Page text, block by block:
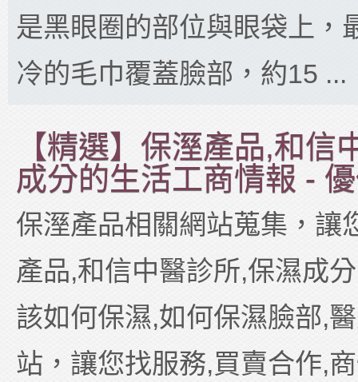
是黑眼圈的部位與眼袋上，
冷的毛巾覆蓋臉部，約15 ...
【精選】保溼產品,和信
成分的生活工商情報 -
保溼產品相關網站蒐集，讓
產品,和信中醫診所,保濕成
該如何保濕,如何保濕臉部,
站，讓您找服務,買賣合作,